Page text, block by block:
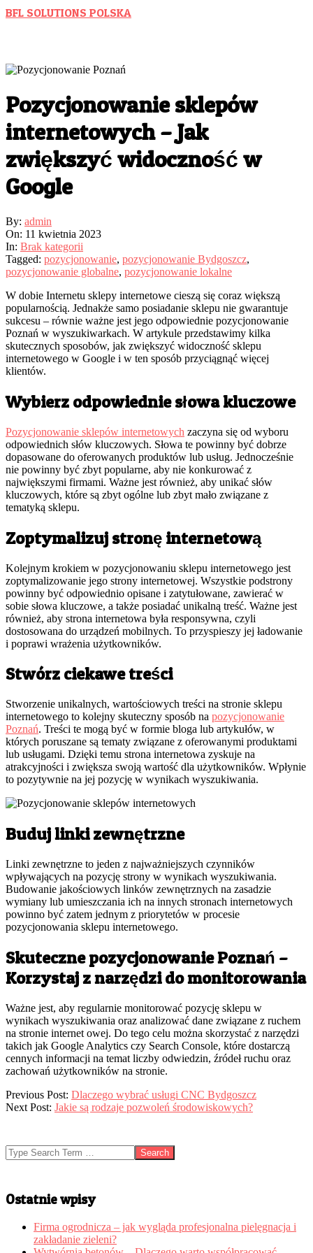
Skip
BFL SOLUTIONS POLSKA
Pozycjonowanie sklepów
internetowych – Jak
zwiększyć widoczność w
Google
By: admin
On: 11 kwietnia 2023
In: Brak kategorii
Tagged: pozycjonowanie, pozycjonowanie Bydgoszcz,
pozycjonowanie globalne, pozycjonowanie lokalne
W dobie Internetu sklepy internetowe cieszą się coraz większą
popularnością. Jednakże samo posiadanie sklepu nie gwarantuje
sukcesu – równie ważne jest jego odpowiednie pozycjonowanie
Poznań w wyszukiwarkach. W artykule przedstawimy kilka
skutecznych sposobów, jak zwiększyć widoczność sklepu
internetowego w Google i w ten sposób przyciągnąć więcej
klientów.
Wybierz odpowiednie słowa kluczowe
Pozycjonowanie sklepów internetowych zaczyna się od wyboru
odpowiednich słów kluczowych. Słowa te powinny być dobrze
dopasowane do oferowanych produktów lub usług. Jednocześnie
nie powinny być zbyt popularne, aby nie konkurować z
największymi firmami. Ważne jest również, aby unikać słów
kluczowych, które są zbyt ogólne lub zbyt mało związane z
tematyką sklepu.
Zoptymalizuj stronę internetową
Kolejnym krokiem w pozycjonowaniu sklepu internetowego jest
zoptymalizowanie jego strony internetowej. Wszystkie podstrony
powinny być odpowiednio opisane i zatytułowane, zawierać w
sobie słowa kluczowe, a także posiadać unikalną treść. Ważne jest
również, aby strona internetowa była responsywna, czyli
dostosowana do urządzeń mobilnych. To przyspieszy jej ładowanie
i poprawi wrażenia użytkowników.
Stwórz ciekawe treści
Stworzenie unikalnych, wartościowych treści na stronie sklepu
internetowego to kolejny skuteczny sposób na pozycjonowanie
Poznań. Treści te mogą być w formie bloga lub artykułów, w
których poruszane są tematy związane z oferowanymi produktami
lub usługami. Dzięki temu strona internetowa zyskuje na
atrakcyjności i zwiększa swoją wartość dla użytkowników. Wpłynie
to pozytywnie na jej pozycję w wynikach wyszukiwania.
Buduj linki zewnętrzne
Linki zewnętrzne to jeden z najważniejszych czynników
wpływających na pozycję strony w wynikach wyszukiwania.
Budowanie jakościowych linków zewnętrznych na zasadzie
wymiany lub umieszczania ich na innych stronach internetowych
powinno być zatem jednym z priorytetów w procesie
pozycjonowania sklepu internetowego.
Skuteczne pozycjonowanie Poznań –
Korzystaj z narzędzi do monitorowania
Ważne jest, aby regularnie monitorować pozycję sklepu w
wynikach wyszukiwania oraz analizować dane związane z ruchem
na stronie internet owej. Do tego celu można skorzystać z narzędzi
takich jak Google Analytics czy Search Console, które dostarczą
cennych informacji na temat liczby odwiedzin, źródeł ruchu oraz
zachowań użytkowników na stronie.
2023-
04-
Previous Post: Dlaczego wybrać usługi CNC Bydgoszcz
Next Post: Jakie są rodzaje pozwoleń środowiskowych?
Search
Ostatnie wpisy
Firma ogrodnicza – jak wygląda profesjonalna pielęgnacja i
zakładanie zieleni?